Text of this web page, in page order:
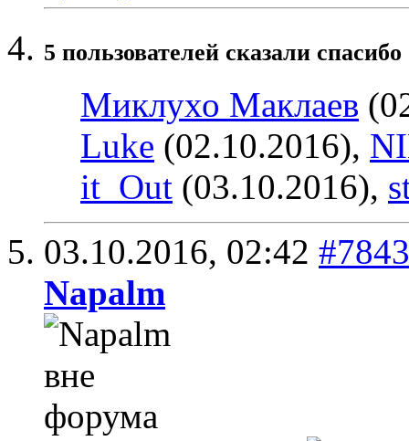
5 пользователей сказали
Миклухо Маклаев
Luke (02.10.2016),
it_Out (03.10.2016),
03.10.2016, 02:42 #7843
Napalm